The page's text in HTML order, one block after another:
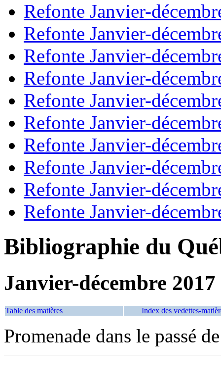
Refonte Janvier-
Refonte Janvier-
Refonte Janvier-
Refonte Janvier-
Refonte Janvier-
Refonte Janvier-
Refonte Janvier-
Refonte Janvier-
Refonte Janvier-
Refonte Janvier-
Bibliographie du
Janvier-décembre 2017
Table des matières Index des vedettes-
Promenade dans le passé